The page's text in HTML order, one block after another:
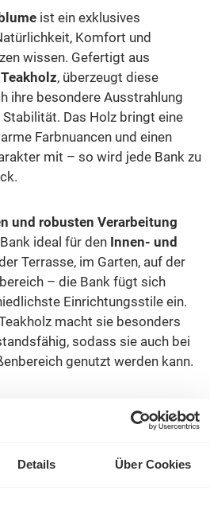
Details Über Cookies
ist ein exklusives
Komfort und
wissen. Gefertigt aus
, überzeugt diese
ihre besondere Ausstrahlung
Das Holz bringt eine
Farbnuancen und einen
mit – so wird jede Bank zu
und robusten Verarbeitung
ideal für den Innen- und
Terrasse, im Garten, auf der
– die Bank fügt sich
Einrichtungsstile ein.
macht sie besonders
sodass sie auch bei
genutzt werden kann.
Sitzkissen
Komfort und laden zum
Highlight, sondern auch
für gemütliche Stunden